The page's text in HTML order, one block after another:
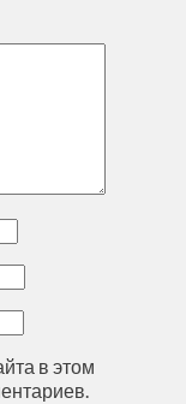
в этом